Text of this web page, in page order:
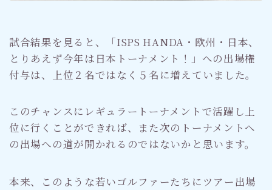
試合結果を見ると、「ISPS HANDA・欧州・日本、
とりあえず今年は日本トーナメント！」への出場権
付与は、上位２名ではなく５名に増えていました。
このチャンスにレギュラートーナメントで活躍し上
位に行くことができれば、また次のトーナメントへ
の出場への道が開かれるのではないかと思います。
本来、このような若いゴルファーたちにツアー出場